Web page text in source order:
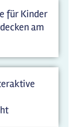
für Kinder
am